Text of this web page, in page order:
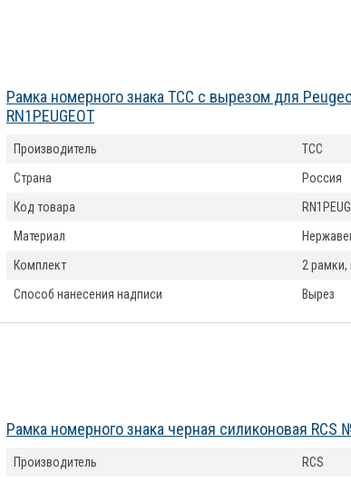
Рамка номерного знака ТСС с вырезом для
RN1PEUGEOT
Производитель
ТСС
Страна
Россия
Код товара
Материал
Комплект
2 рамки,
Способ нанесения надписи
Вырез
Рамка номерного знака черная силиконовая RCS
Производитель
RCS